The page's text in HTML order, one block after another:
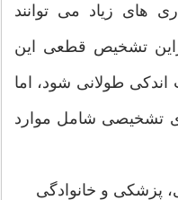
های زیاد می توانند
تشخیص قطعی این
طولانی شود، اما
تشخیصی شامل موارد
پزشکی و خانوادگی